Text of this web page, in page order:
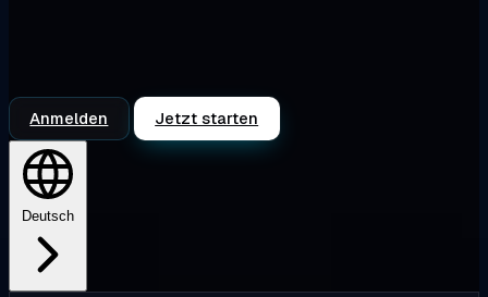
Anmelden Jetzt starten
Deutsch